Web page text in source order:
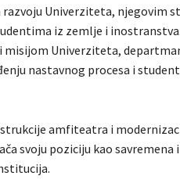
Univerziteta, njegovim
iz zemlje i inostranstva.
misijom Univerziteta,
nastavnog procesa i
amfiteatra i
svoju poziciju kao savremena i